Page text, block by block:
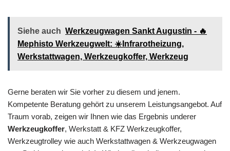
Siehe auch Werkzeugwagen Sankt Augustin - 🔥
Mephisto Werkzeugwelt: ☀️Infrarotheizung,
Werkstattwagen, Werkzeugkoffer, Werkzeug
Gerne beraten wir Sie vorher zu diesem und jenem.
Kompetente Beratung gehört zu unserem Leistungsangebot. Auf
Traum vorab, zeigen wir Ihnen wie das Ergebnis underer
Werkzeugkoffer, Werkstatt & KFZ Werkzeugkoffer,
Werkzeugtrolley wie auch Werkstattwagen & Werkzeugwagen